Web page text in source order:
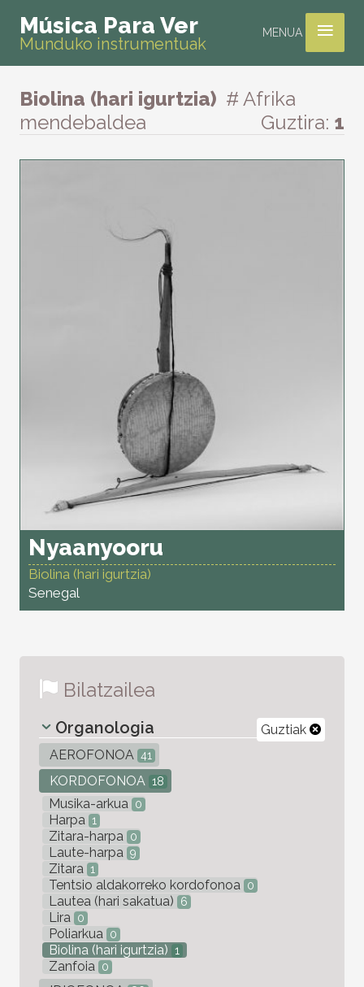
≡
MENUA
Música Para Ver
Munduko instrumentuak
Biolina (hari igurtzia) # Afrika
mendebaldea
Guztira: 1
Nyaanyooru
Biolina (hari igurtzia)
Senegal
Bilatzailea
Guztiak
Organologia
AEROFONOA 41
KORDOFONOA 18
Musika-arkua 0
Harpa 1
Zitara-harpa 0
Laute-harpa 9
Zitara 1
Tentsio aldakorreko kordofonoa 0
Lautea (hari sakatua) 6
Lira 0
Poliarkua 0
Biolina (hari igurtzia) 1
Zanfoia 0